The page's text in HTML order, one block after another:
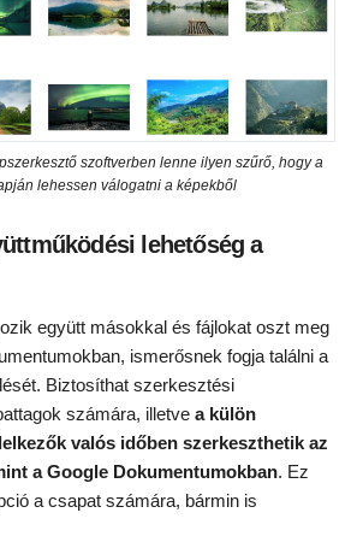
szoftverben lenne ilyen szűrő, hogy a
lehessen válogatni a képekből
lehetőség a
együtt másokkal és fájlokat oszt meg
ismerősnek fogja találni a
Biztosíthat szerkesztési
számára, illetve a külön
valós időben szerkeszthetik az
a Google Dokumentumokban. Ez
a csapat számára, bármin is